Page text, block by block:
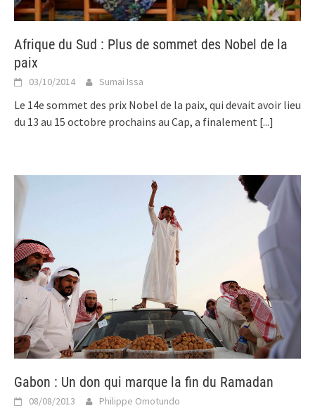
Afrique du Sud : Plus de sommet des Nobel de la
paix
03/10/2014 Sumai Issa
Le 14e sommet des prix Nobel de la paix, qui devait avoir lieu
du 13 au 15 octobre prochains au Cap, a finalement [...]
Gabon : Un don qui marque la fin du Ramadan
08/08/2013 Philippe Omotundo